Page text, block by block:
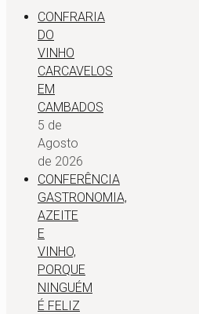
CONFRARIA
DO
VINHO
CARCAVELOS
EM
CAMBADOS
5 de
Agosto
de 2026
CONFERÊNCIA
GASTRONOMIA,
AZEITE
E
VINHO,
PORQUE
NINGUÉM
É FELIZ